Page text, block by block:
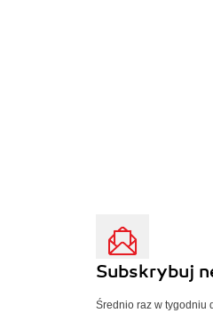
Subskrybuj
Średnio raz w tygodniu